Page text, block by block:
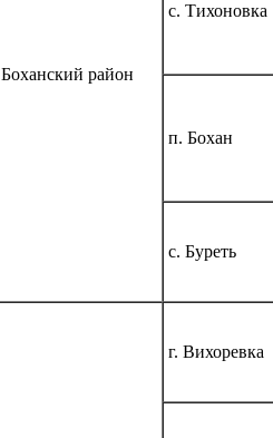
Боханский район
с. Тихоновка
п. Бохан
с. Буреть
г. Вихоревка